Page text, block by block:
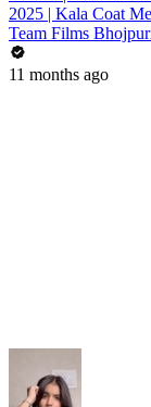
2025 | Kala Coat
Team Films
11 months ago